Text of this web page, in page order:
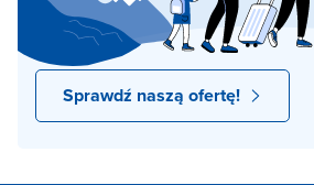
Sprawdź naszą ofertę!